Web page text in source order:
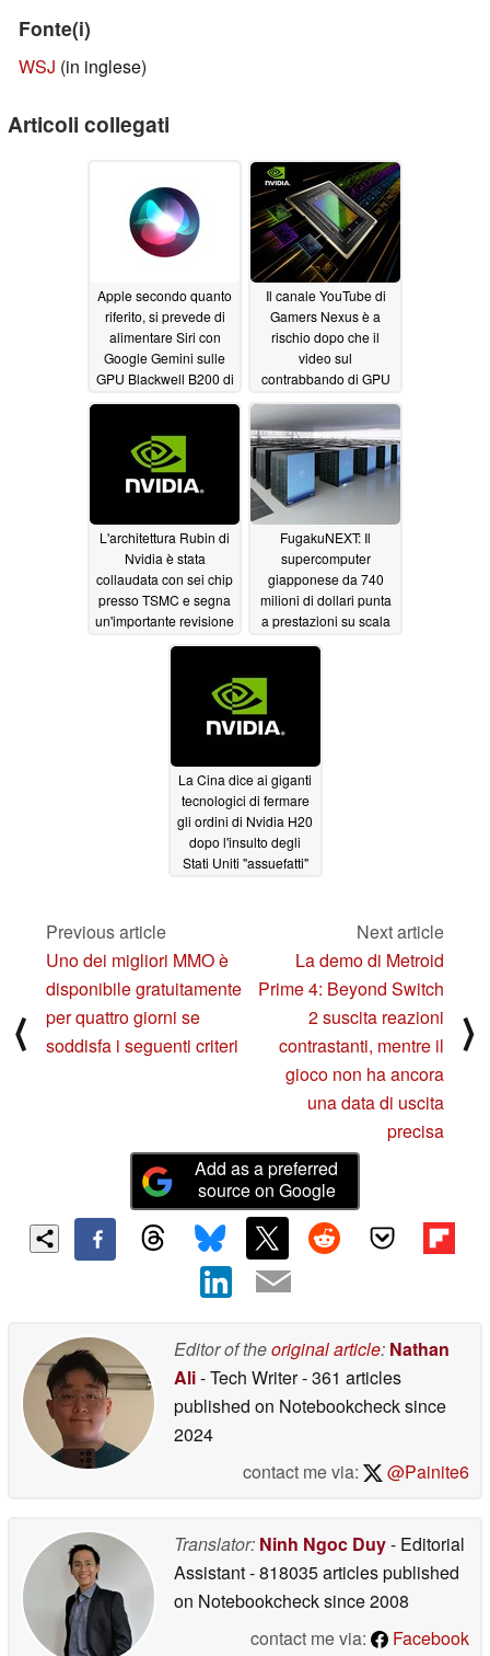
Fonte(i)
WSJ (in inglese)
Articoli collegati
Apple secondo quanto
riferito, si prevede di
alimentare Siri con
Google Gemini sulle
GPU Blackwell B200 di
Nvidia06/04/2026
Il canale YouTube di
Gamers Nexus è a
rischio dopo che il
video sul
contrabbando di GPU
AI di Nvidia ha
provocato un attacco al
copyright08/26/2025
L'architettura Rubin di
Nvidia è stata
collaudata con sei chip
presso TSMC e segna
un'importante revisione
della piattaforma
FugakuNEXT: Il
supercomputer
giapponese da 740
milioni di dollari punta
a prestazioni su scala
zeta con le GPU Nvidia
La Cina dice ai giganti
tecnologici di fermare
gli ordini di Nvidia H20
dopo l'insulto degli
Stati Uniti "assuefatti"
⟨
Previous article
Uno dei migliori MMO è
disponibile gratuitamente
per quattro giorni se
soddisfa i seguenti criteri
Next article
La demo di Metroid
Prime 4: Beyond Switch
2 suscita reazioni
contrastanti, mentre il
gioco non ha ancora
una data di uscita
precisa
⟩
Add as a preferred
source on Google
Editor of theoriginal article: Nathan
Ali- Tech Writer- 361 articles
published on Notebookchecksince
2024
contact me via:
@Painite6
Translator: Ninh Ngoc Duy- Editorial
Assistant- 818035 articles published
on Notebookchecksince 2008
contact me via:
Facebook